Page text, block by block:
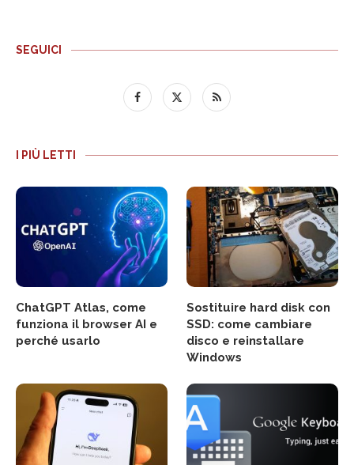
SEGUICI
I PIÙ LETTI
ChatGPT Atlas, come
funziona il browser AI e
perché usarlo
Sostituire hard disk con
SSD: come cambiare
disco e reinstallare
Windows